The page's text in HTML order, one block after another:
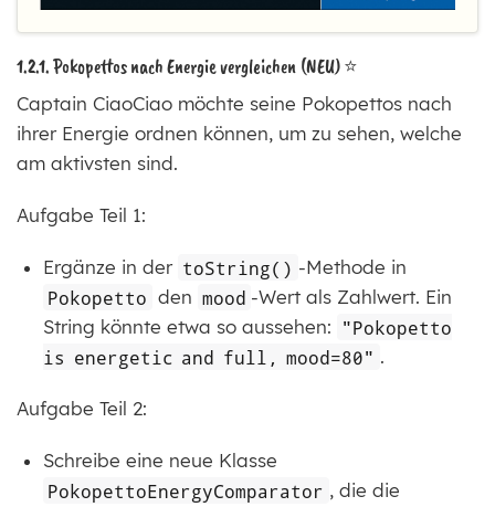
1.2.1. Pokopettos nach Energie vergleichen (NEU) ⭐
Captain CiaoCiao möchte seine Pokopettos nach
ihrer Energie ordnen können, um zu sehen, welche
am aktivsten sind.
Aufgabe Teil 1:
Ergänze in der toString() -Methode in
Pokopetto den mood -Wert als Zahlwert. Ein
String könnte etwa so aussehen: "Pokopetto
is energetic and full, mood=80" .
Aufgabe Teil 2:
Schreibe eine neue Klasse
PokopettoEnergyComparator , die die